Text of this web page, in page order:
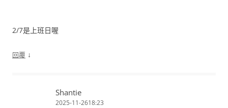
2/7是上班日喔
回覆 ↓
Shantie
2025-11-2618:23